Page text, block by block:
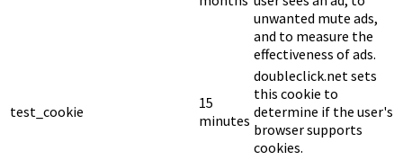
unwanted mute ads,
and to measure the
effectiveness of ads.
test_cookie
15
minutes
doubleclick.net sets
this cookie to
determine if the user's
browser supports
cookies.